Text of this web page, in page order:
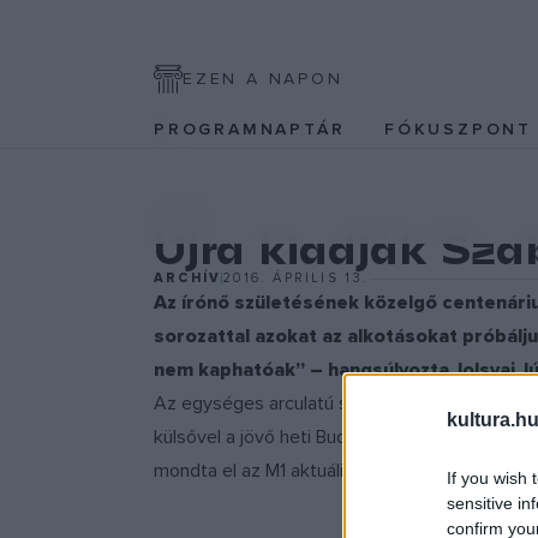
If you wish
sensitive
confirm
EZEN A NAPON
PROGRAMNAPTÁR FÓKUSZPONT
Újra kiadják
ARCHÍV2016. ÁPRILIS 13.
Az írónő születésének közelgő
sorozattal azokat az alkotásokat
nem kaphatóak” – hangsúlyozta Jolsvai
Az egységes arculatú szériában négy kötet
külsővel a jövő heti Budapesti Nemzetközi
mondta el az M1 aktuális csatorna április 13-ai